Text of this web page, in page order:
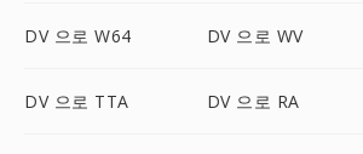
DV 으로 W64 DV 으로 WV
DV 으로 TTA DV 으로 RA